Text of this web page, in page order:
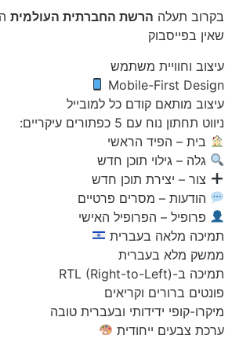
בקרוב תעלה הרשת החברתית העולמית
שאין בפייסבוק
עיצוב וחוויית משתמש
Mobile-First Design
עיצוב מותאם קודם כל למובייל
ניווט תחתון נוח עם 5 כפתורים עיקריים:
בית – הפיד הראשי
גלה – גילוי תוכן חדש
צור – יצירת תוכן חדש
הודעות – מסרים פרטיים
פרופיל – הפרופיל האישי
תמיכה מלאה בעברית
ממשק מלא בעברית
תמיכה ב-RTL (Right-to-Left)
פונטים ברורים וקריאים
מיקרו-קופי ידידותי ובעברית טובה
ערכת צבעים ייחודית